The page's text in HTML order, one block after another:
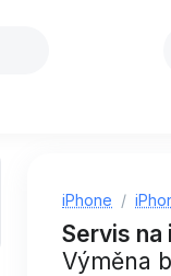
iPhone
Servis na
Výměna